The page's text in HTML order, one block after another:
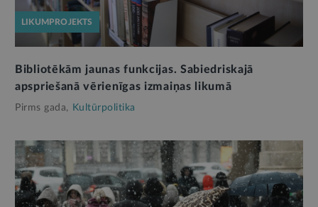
LIKUMPROJEKTS
Bibliotēkām jaunas funkcijas. Sabiedriskajā
apspriešanā vērienīgas izmaiņas likumā
Pirms gada, Kultūrpolitika